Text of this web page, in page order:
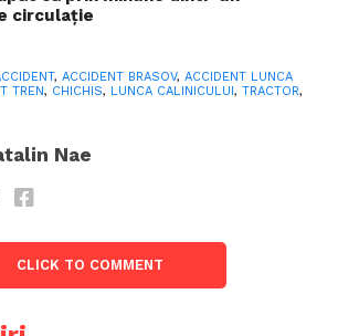
circulație
, ACCIDENT BRASOV, ACCIDENT LUNCA
TREN, CHICHIS, LUNCA CALINICULUI, TRACTOR,
Nae
CLICK TO COMMENT